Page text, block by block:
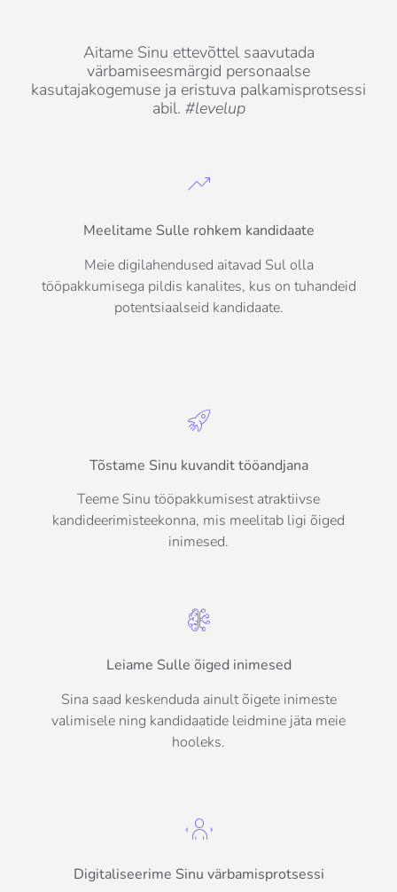
Aitame Sinu ettevõttel saavutada
värbamiseesmärgid personaalse
kasutajakogemuse ja eristuva palkamisprotsessi
abil. #levelup
Meelitame Sulle rohkem kandidaate
Meie digilahendused aitavad Sul olla
tööpakkumisega pildis kanalites, kus on tuhandeid
potentsiaalseid kandidaate.
Tõstame Sinu kuvandit tööandjana
Teeme Sinu tööpakkumisest atraktiivse
kandideerimisteekonna, mis meelitab ligi õiged
inimesed.
Leiame Sulle õiged inimesed
Sina saad keskenduda ainult õigete inimeste
valimisele ning kandidaatide leidmine jäta meie
hooleks.
Digitaliseerime Sinu värbamisprotsessi